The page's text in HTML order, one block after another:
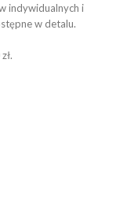
indywidualnych i
w detalu.